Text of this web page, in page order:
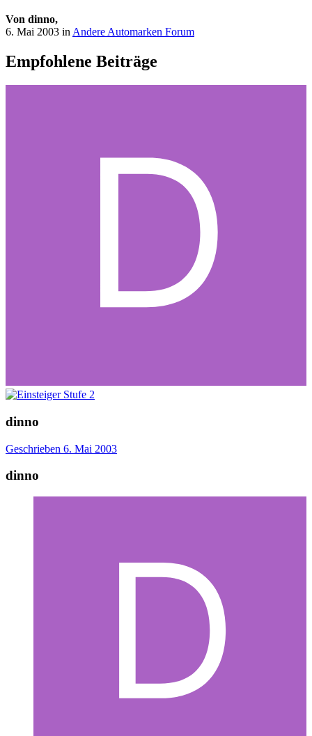
Von dinno,
6. Mai 2003 inAndere Automarken Forum
Empfohlene Beiträge
dinno
Geschrieben 6. Mai 2003
dinno